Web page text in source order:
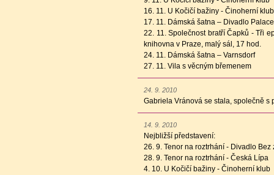
16. 11. U Kočičí bažiny - Činoherní klub
17. 11. Dámská šatna – Divadlo Palace
22. 11. Společnost bratří Čapků - Tři
knihovna v Praze, malý sál, 17 hod.
24. 11. Dámská šatna – Varnsdorf
27. 11. Vila s věcným břemenem
24. 9. 2010
Gabriela Vránová se stala, společně s
14. 9. 2010
Nejbližší představení:
26. 9. Tenor na roztrhání - Divadlo Bez
28. 9. Tenor na roztrhání - Česká Lípa
4. 10. U Kočičí bažiny - Činoherní klub